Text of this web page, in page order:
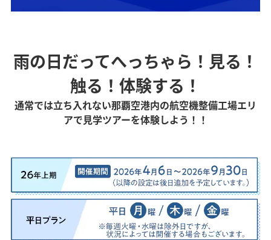
雨の日だってへっちゃら！見る！
触る！体験する！
通常では立ち入れない那覇空港内の航空機整備工場エリ
アで見学ツアーを体験しよう！！